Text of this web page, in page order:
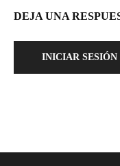
DEJA UNA
INICIAR SESIÓN